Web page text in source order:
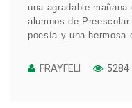
una agradable
alumnos de
poesía y una hermosa
FRAYFELI 5284